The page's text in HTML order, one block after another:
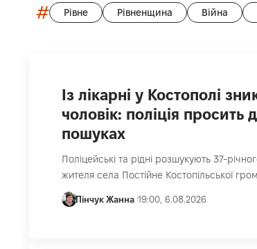
# Рівне Рівненщина Війна
Із лікарні у Костополі
чоловік: поліція просить
пошуках
Поліцейські та рідні розшукують 37-
жителя села Постійне Костопільської
Пінчук Жанна 19:00, 6.08.2026